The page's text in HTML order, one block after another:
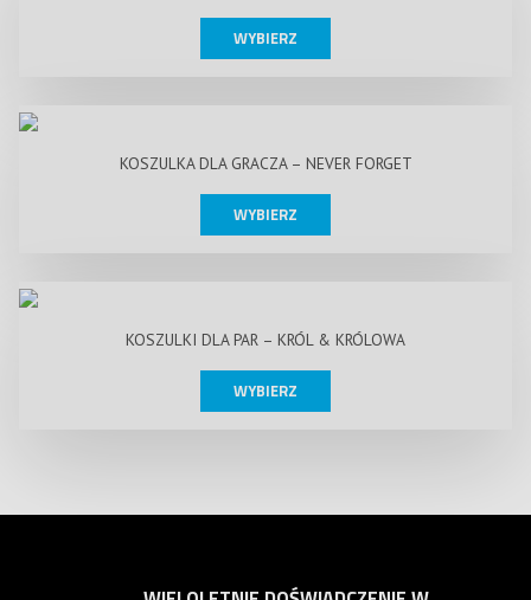
WYBIERZ
KOSZULKA DLA GRACZA – NEVER FORGET
WYBIERZ
KOSZULKI DLA PAR – KRÓL & KRÓLOWA
WYBIERZ